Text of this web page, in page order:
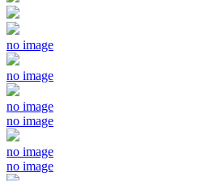
no image
no image
no image
no image
no image
no image